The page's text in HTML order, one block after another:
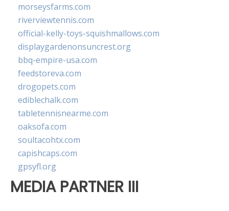
morseysfarms.com
riverviewtennis.com
official-kelly-toys-squishmallows.com
displaygardenonsuncrest.org
bbq-empire-usa.com
feedstoreva.com
drogopets.com
ediblechalk.com
tabletennisnearme.com
oaksofa.com
soultacohtx.com
capishcaps.com
gpsyfl.org
MEDIA PARTNER III